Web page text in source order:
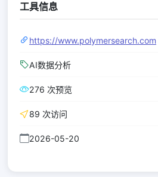
工具信息
https://www.polymersearch.com
AI数据分析
276 次预览
89 次访问
2026-05-20